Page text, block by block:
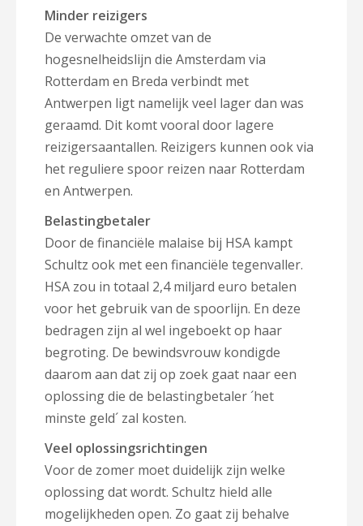
Minder reizigers
De verwachte omzet van de
hogesnelheidslijn die Amsterdam via
Rotterdam en Breda verbindt met
Antwerpen ligt namelijk veel lager dan was
geraamd. Dit komt vooral door lagere
reizigersaantallen. Reizigers kunnen ook via
het reguliere spoor reizen naar Rotterdam
en Antwerpen.
Belastingbetaler
Door de financiële malaise bij HSA kampt
Schultz ook met een financiële tegenvaller.
HSA zou in totaal 2,4 miljard euro betalen
voor het gebruik van de spoorlijn. En deze
bedragen zijn al wel ingeboekt op haar
begroting. De bewindsvrouw kondigde
daarom aan dat zij op zoek gaat naar een
oplossing die de belastingbetaler ´het
minste geld´ zal kosten.
Veel oplossingsrichtingen
Voor de zomer moet duidelijk zijn welke
oplossing dat wordt. Schultz hield alle
mogelijkheden open. Zo gaat zij behalve